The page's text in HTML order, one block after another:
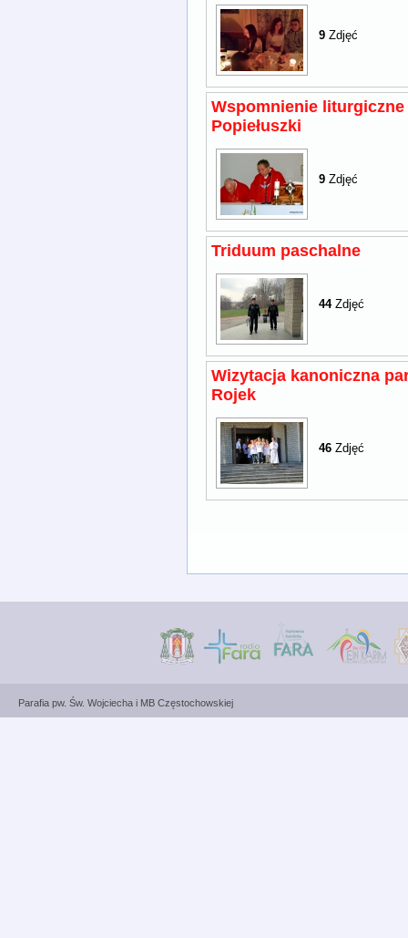
9 Zdjęć
Wspomnienie liturgiczne
Popiełuszki
9 Zdjęć
Triduum paschalne
44Zdjęć
Wizytacja kanoniczna
Rojek
46 Zdjęć
Parafia pw. Św. Wojciecha i MB Częstochowskiej